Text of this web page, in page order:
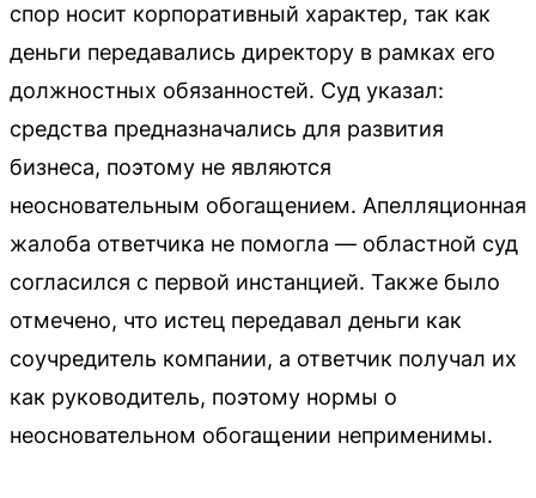
спор носит корпоративный характер, так как
деньги передавались директору в рамках его
должностных обязанностей. Суд указал:
средства предназначались для развития
бизнеса, поэтому не являются
неосновательным обогащением. Апелляционная
жалоба ответчика не помогла — областной суд
согласился с первой инстанцией. Также было
отмечено, что истец передавал деньги как
соучредитель компании, а ответчик получал их
как руководитель, поэтому нормы о
неосновательном обогащении неприменимы.